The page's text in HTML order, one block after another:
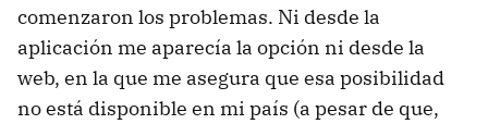
comenzaron los problemas. Ni desde la
aplicación me aparecía la opción ni desde la
web, en la que me asegura que esa posibilidad
no está disponible en mi país (a pesar de que,